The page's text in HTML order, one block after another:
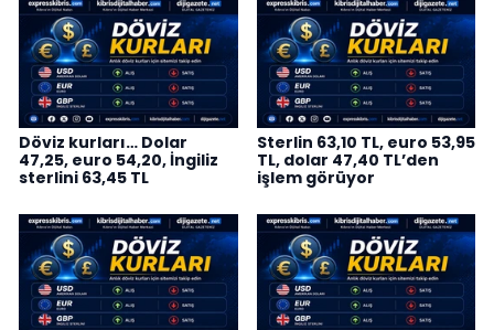
Döviz kurları… Dolar
47,25, euro 54,20, İngiliz
sterlini 63,45 TL
Sterlin 63,10 TL, euro 53,95
TL, dolar 47,40 TL’den
işlem görüyor